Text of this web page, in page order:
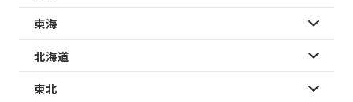
東海
北海道
東北